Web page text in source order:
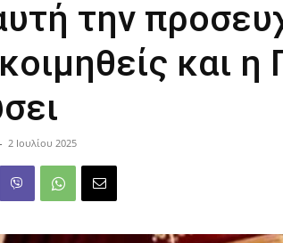
την
και
- 2 Ιουλίου 2025